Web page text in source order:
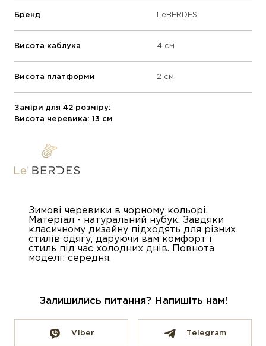
Бренд LeBERDES
Висота каблука 4 см
Висота платформи 2 см
Заміри для 42 розміру:
Висота черевика: 13 см
Зимові черевики в чорному кольорі.
Матеріал - натуральний нубук. Завдяки
класичному дизайну підходять для різних
стилів одягу, даруючи вам комфорт і
стиль під час холодних днів. Повнота
моделі: середня.
Залишились питання? Напишіть нам!
Viber Telegram